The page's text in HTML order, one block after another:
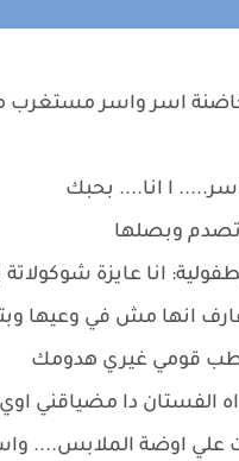
حاضنة اسر واسر
ا انا.... بحبك
وبصلها
انا عايزة
انها مش في وعيها
قومي غيري هدومك
اه الفستان دا مضياقني اوي
علي اوضة الملابس....